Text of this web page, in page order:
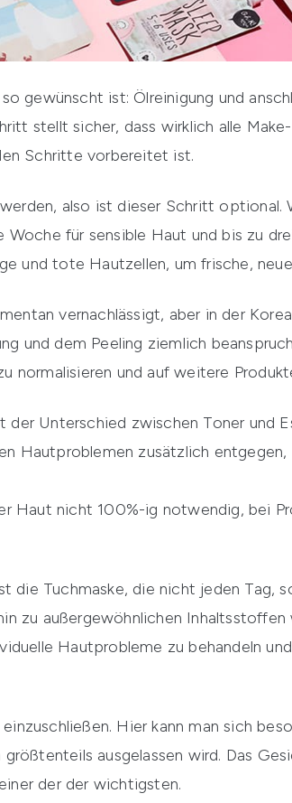
gewünscht ist: Ölreinigung und
stellt sicher, dass wirklich alle
Schritte vorbereitet ist.
also ist dieser Schritt
für sensible Haut und bis zu
und tote Hautzellen, um frische,
vernachlässigt, aber in der
und dem Peeling ziemlich
normalisieren und auf weitere
Unterschied zwischen Toner und
Hautproblemen zusätzlich
Haut nicht 100%-ig notwendig, bei
die Tuchmaske, die nicht jeden Tag,
zu außergewöhnlichen Inhaltsstoffen
Hautprobleme zu behandeln
Hier kann man sich
ausgelassen wird. Das
der der wichtigsten.